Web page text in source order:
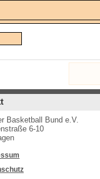
Basketball Bund e.V.
6-10